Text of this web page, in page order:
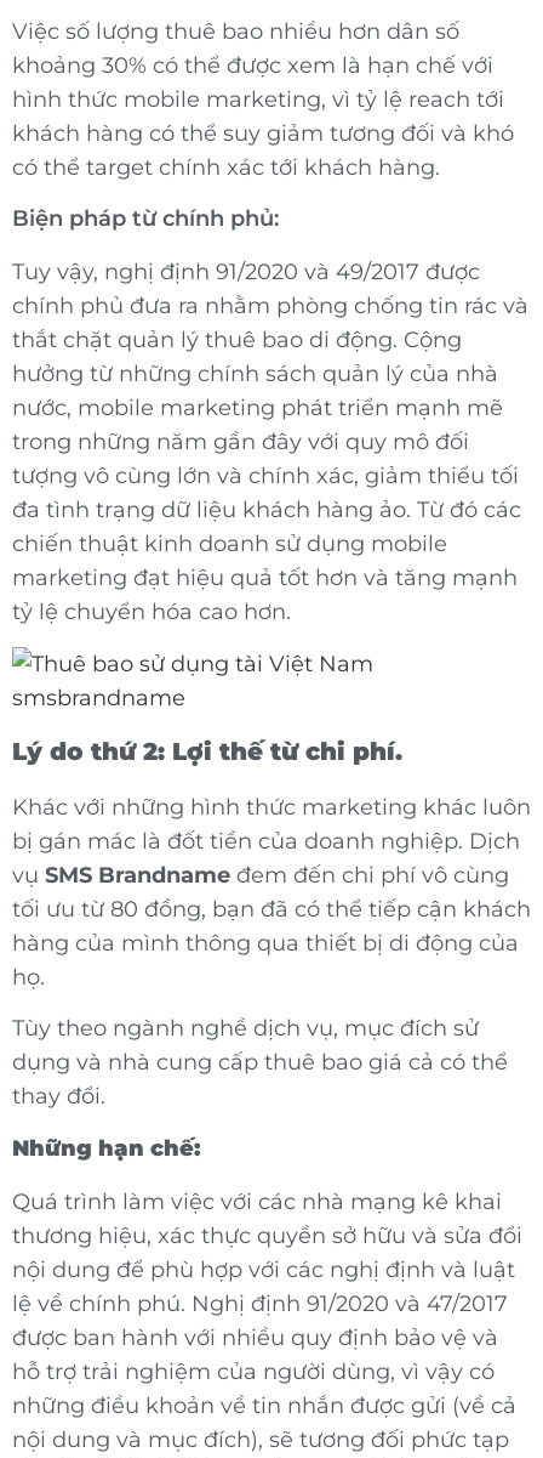
Việc số lượng thuê bao nhiều hơn dân số
khoảng 30% có thể được xem là hạn chế với
hình thức mobile marketing, vì tỷ lệ reach tới
khách hàng có thể suy giảm tương đối và khó
có thể target chính xác tới khách hàng.
Biện pháp từ chính phủ:
Tuy vậy, nghị định 91/2020 và 49/2017 được
chính phủ đưa ra nhằm phòng chống tin rác và
thắt chặt quản lý thuê bao di động. Cộng
hưởng từ những chính sách quản lý của nhà
nước, mobile marketing phát triển mạnh mẽ
trong những năm gần đây với quy mô đối
tượng vô cùng lớn và chính xác, giảm thiểu tối
đa tình trạng dữ liệu khách hàng ảo. Từ đó các
chiến thuật kinh doanh sử dụng mobile
marketing đạt hiệu quả tốt hơn và tăng mạnh
tỷ lệ chuyển hóa cao hơn.
Lý do thứ 2: Lợi thế từ chi phí.
Khác với những hình thức marketing khác luôn
bị gán mác là đốt tiền của doanh nghiệp. Dịch
vụ SMS Brandname đem đến chi phí vô cùng
tối ưu từ 80 đồng, bạn đã có thể tiếp cận khách
hàng của mình thông qua thiết bị di động của
họ.
Tùy theo ngành nghề dịch vụ, mục đích sử
dụng và nhà cung cấp thuê bao giá cả có thể
thay đổi.
Những hạn chế:
Quá trình làm việc với các nhà mạng kê khai
thương hiệu, xác thực quyền sở hữu và sửa đổi
nội dung để phù hợp với các nghị định và luật
lệ về chính phú. Nghị định 91/2020 và 47/2017
được ban hành với nhiều quy định bảo vệ và
hỗ trợ trải nghiệm của người dùng, vì vậy có
những điều khoản về tin nhắn được gửi (về cả
nội dung và mục đích), sẽ tương đối phức tạp